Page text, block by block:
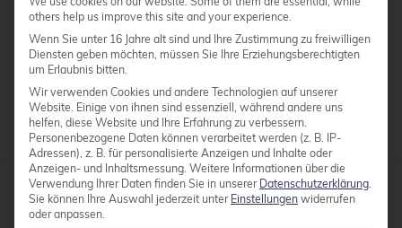
generally used in conjunction with Corosync or
Heartbeat. Corosync organizes the
communication between the cluster nodes.
credativ GmbH
others help us improve this site and your experience.
Wenn Sie unter 16 Jahre alt sind und Ihre Zustimmung zu freiwilligen
Diensten geben möchten, müssen Sie Ihre Erziehungsberechtigten
um Erlaubnis bitten.
Wir verwenden Cookies und andere Technologien auf unserer
Website. Einige von ihnen sind essenziell, während andere uns
helfen, diese Website und Ihre Erfahrung zu verbessern.
Personenbezogene Daten können verarbeitet werden (z. B. IP-
Adressen), z. B. für personalisierte Anzeigen und Inhalte oder
Anzeigen- und Inhaltsmessung. Weitere Informationen über die
Verwendung Ihrer Daten finden Sie in unserer Datenschutzerklärung
Sie können Ihre Auswahl jederzeit unter Einstellungen widerrufen
oder anpassen.